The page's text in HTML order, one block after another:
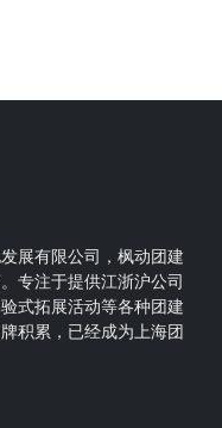
展有限公司，枫动团建
专注于提供江浙沪公司
式拓展活动等各种团建
积累，已经成为上海团